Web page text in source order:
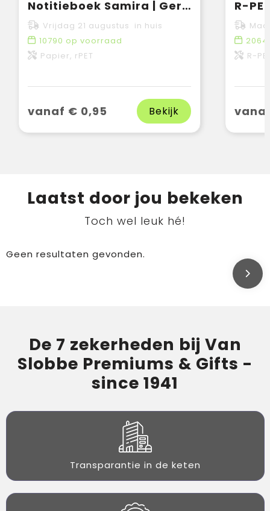
Notitieboek Samira | Gerecycled | A5 | Gelijnd
Vrijdag 21 augustus in huis
10790 op voorraad
Papier, rPET
vanaf € 0,95 Bekijk
R-
R-
Laatst door jou bekeken
Toch wel leuk hé!
Geen resultaten gevonden.
De 7 zekerheden bij Van
Slobbe Premiums & Gifts -
since 1941
Transparantie in de keten